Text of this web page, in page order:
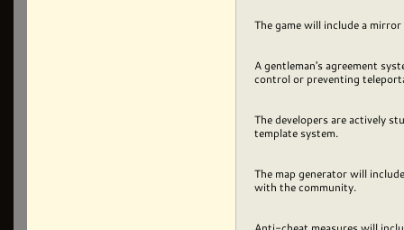
The game will include a
A gentleman's agreement
control or preventing
The developers are actively
template system.
The map generator will
with the community.
Anti-cheat measures will